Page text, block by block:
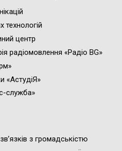
технологій
центр
радіомовлення «Радіо BG»
«АстудіЯ»
служба»
з громадськістю